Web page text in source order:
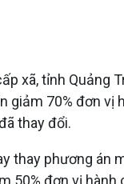
xã, tỉnh
70% đơn
thay đổi.
thay phương
50% đơn vị